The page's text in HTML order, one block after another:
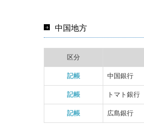
中国地方
区分
記帳 中国銀行
記帳 トマト銀行
記帳 広島銀行